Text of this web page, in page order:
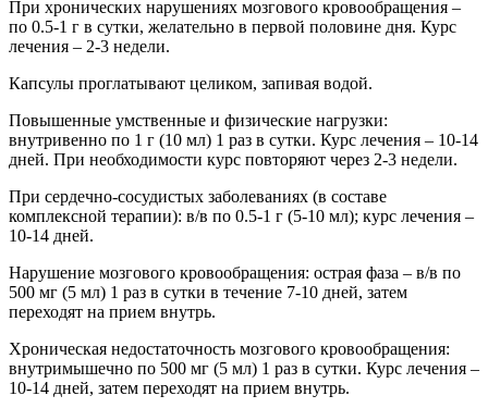
При хронических нарушениях мозгового кровообращения –
по 0.5-1 г в сутки, желательно в первой половине дня. Курс
лечения – 2-3 недели.
Капсулы проглатывают целиком, запивая водой.
Повышенные умственные и физические нагрузки:
внутривенно по 1 г (10 мл) 1 раз в сутки. Курс лечения – 10-14
дней. При необходимости курс повторяют через 2-3 недели.
При сердечно-сосудистых заболеваниях (в составе
комплексной терапии): в/в по 0.5-1 г (5-10 мл); курс лечения –
10-14 дней.
Нарушение мозгового кровообращения: острая фаза – в/в по
500 мг (5 мл) 1 раз в сутки в течение 7-10 дней, затем
переходят на прием внутрь.
Хроническая недостаточность мозгового кровообращения:
внутримышечно по 500 мг (5 мл) 1 раз в сутки. Курс лечения –
10-14 дней, затем переходят на прием внутрь.